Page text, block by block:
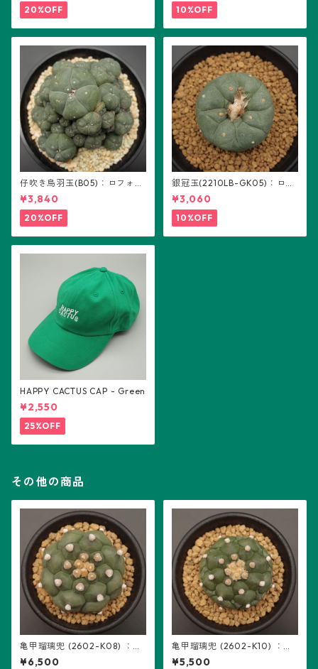
20%OFF
10%OFF
仔吹き烏羽玉(B05)：ロフォフ
ォラ属
¥3,840
20%OFF
銀冠玉(2210LB-GK05)：ロフ
ォフォラ属 ※実生
¥3,060
10%OFF
HAPPY CACTUS CAP - Green
¥2,550
25%OFF
その他の商品
亀甲瑠璃兜 (2602-K08) ：ア
ストロフィツム属 ※実生
¥6,500
亀甲瑠璃兜 (2602-K10) ：ア
ストロフィツム属 ※実生
¥5,500